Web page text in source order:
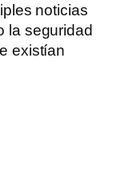
noticias
la seguridad
existían